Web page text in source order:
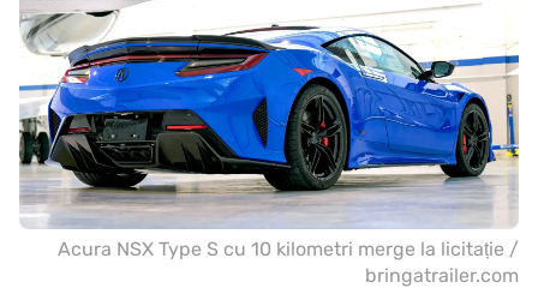
Acura NSX Type S cu 10 kilometri merge la licitație /
bringatrailer.com